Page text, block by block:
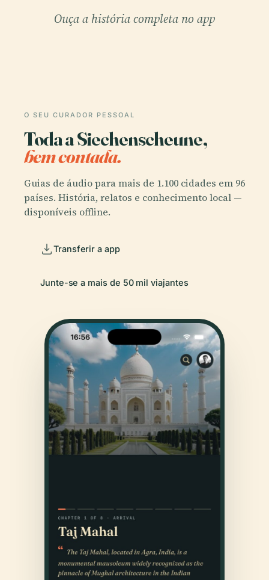
Ouça a história completa no app
O SEU CURADOR PESSOAL
Toda a Siechenscheune,
bem contada.
Guias de áudio para mais de 1.100 cidades em 96
países. História, relatos e conhecimento local —
disponíveis offline.
Transferir a app
Junte-se a mais de 50 mil viajantes